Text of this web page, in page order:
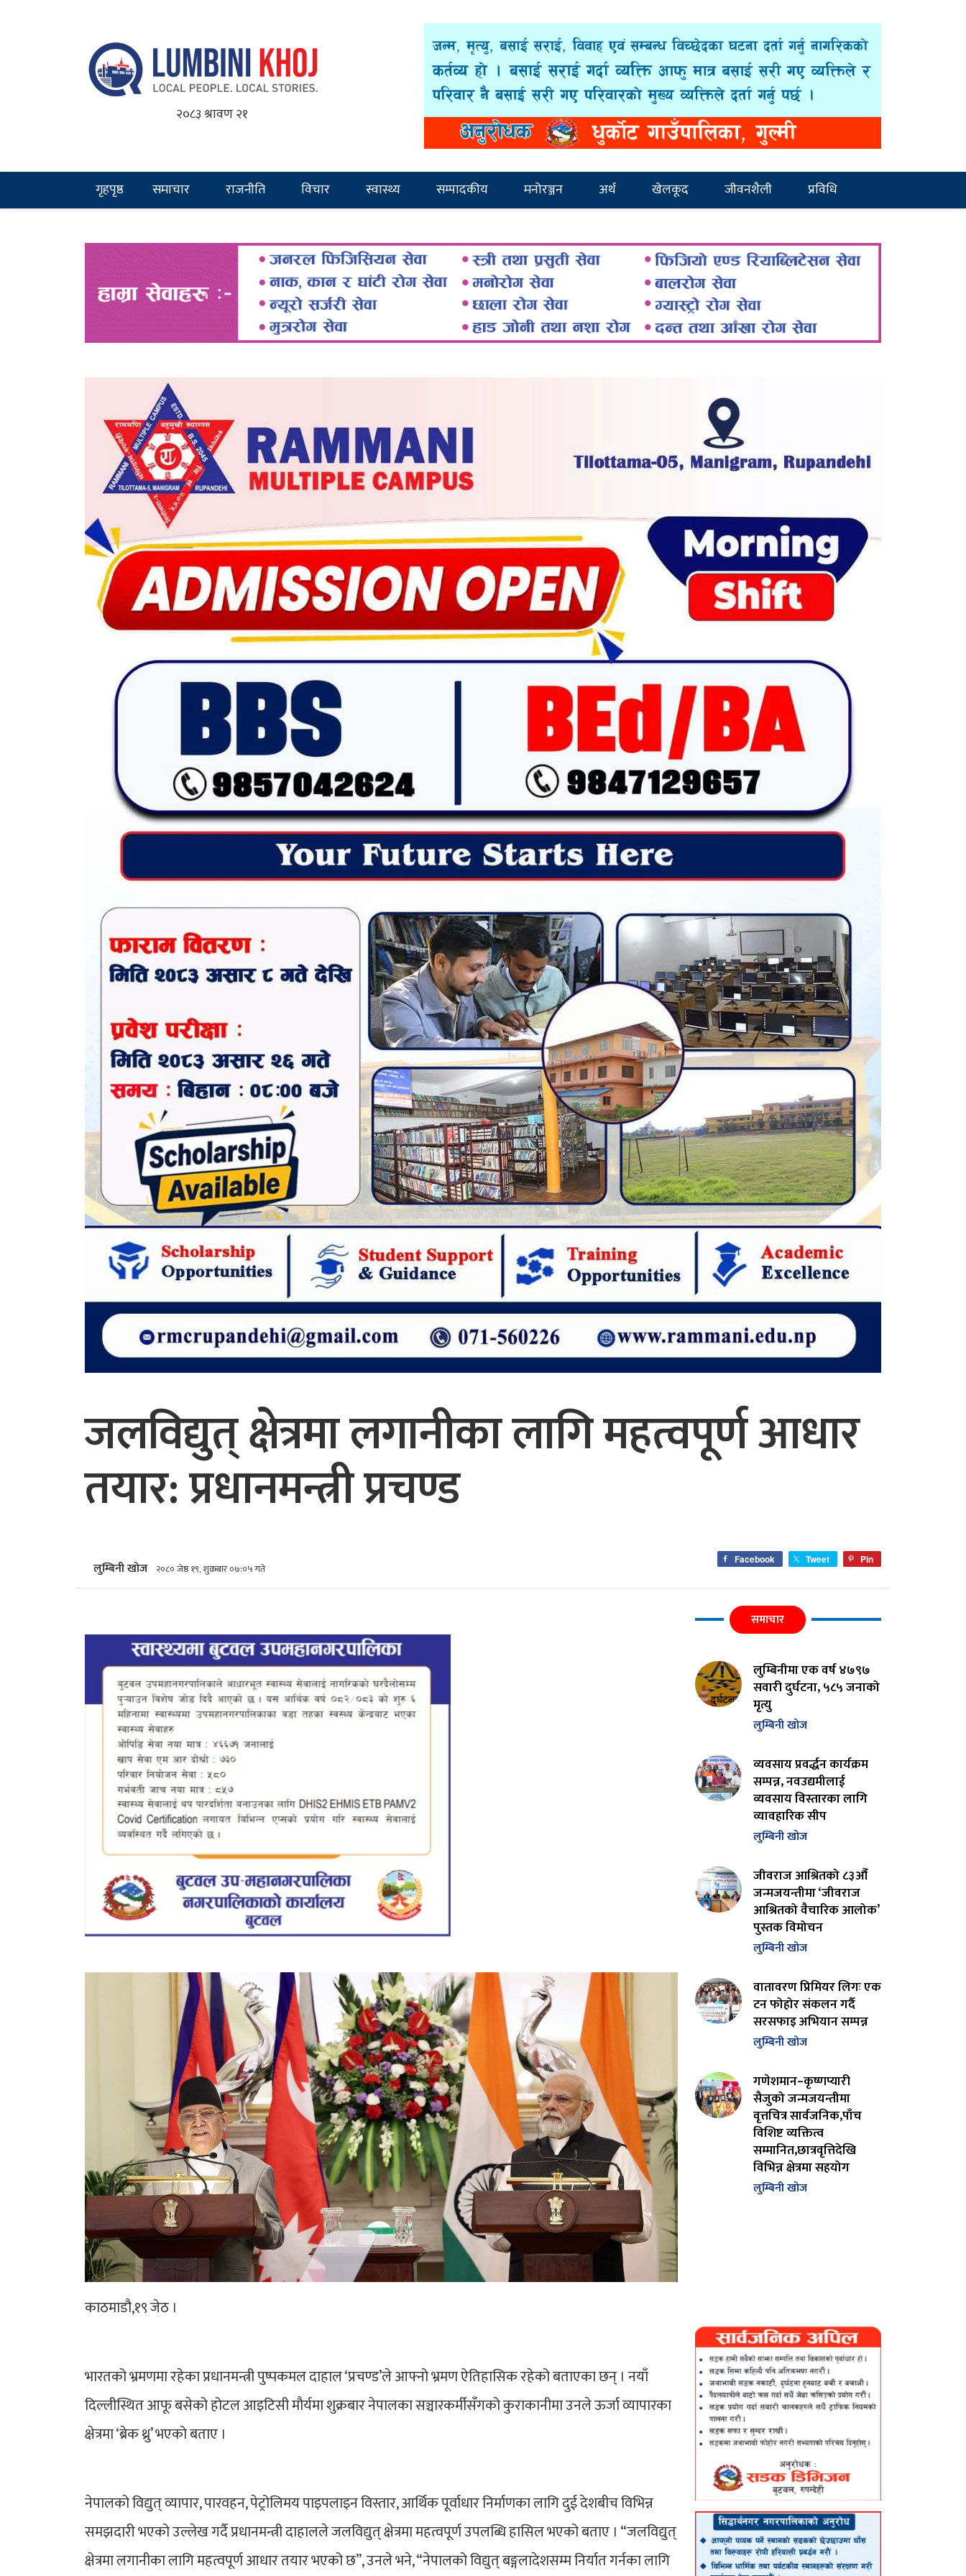
२०८३ श्रावण २१
गृहपृष्ठ समाचार राजनीति विचार स्वास्थ्य सम्पादकीय मनोरञ्जन अर्थ खेलकूद जीवनशैली प्रविधि
जलविद्युत् क्षेत्रमा लगानीका लागि महत्वपूर्ण आधार
तयार: प्रधानमन्त्री प्रचण्ड
लुम्बिनी खोज २०८० जेष्ठ १९, शुक्रबार ०७:०५ गते
Facebook Tweet Pin
काठमाडौ,१९ जेठ ।
भारतको भ्रमणमा रहेका प्रधानमन्त्री पुष्पकमल दाहाल ‘प्रचण्ड’ले आफ्नो भ्रमण ऐतिहासिक रहेको बताएका छन् । नयाँ
दिल्लीस्थित आफू बसेको होटल आइटिसी मौर्यमा शुक्रबार नेपालका सञ्चारकर्मीसँगको कुराकानीमा उनले ऊर्जा व्यापारका
क्षेत्रमा ‘ब्रेक थ्रु’ भएको बताए ।
नेपालको विद्युत् व्यापार, पारवहन, पेट्रोलिमय पाइपलाइन विस्तार, आर्थिक पूर्वाधार निर्माणका लागि दुई देशबीच विभिन्न
समझदारी भएको उल्लेख गर्दै प्रधानमन्त्री दाहालले जलविद्युत् क्षेत्रमा महत्वपूर्ण उपलब्धि हासिल भएको बताए । “जलविद्युत्
क्षेत्रमा लगानीका लागि महत्वपूर्ण आधार तयार भएको छ”, उनले भने, “नेपालको विद्युत् बङ्गलादेशसम्म निर्यात गर्नका लागि
समाचार
लुम्बिनीमा एक वर्ष ४७९७
सवारी दुर्घटना, ५८५ जनाको
मृत्यु
लुम्बिनी खोज
व्यवसाय प्रवर्द्धन कार्यक्रम
सम्पन्न, नवउद्यमीलाई
व्यवसाय विस्तारका लागि
व्यावहारिक सीप
लुम्बिनी खोज
जीवराज आश्रितको ८३औँ
जन्मजयन्तीमा ‘जीवराज
आश्रितको वैचारिक आलोक’
पुस्तक विमोचन
लुम्बिनी खोज
वातावरण प्रिमियर लिगः एक
टन फोहोर संकलन गर्दै
सरसफाइ अभियान सम्पन्न
लुम्बिनी खोज
गणेशमान–कृष्णप्यारी
सैजुको जन्मजयन्तीमा
वृत्तचित्र सार्वजनिक,पाँच
विशिष्ट व्यक्तित्व
सम्मानित,छात्रवृत्तिदेखि
विभिन्न क्षेत्रमा सहयोग
लुम्बिनी खोज